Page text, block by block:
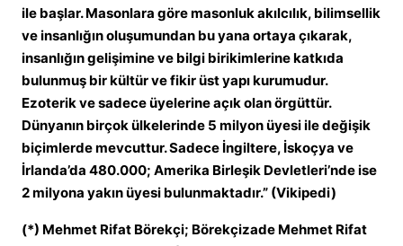
ile başlar. Masonlara göre masonluk akılcılık, bilimsellik
ve insanlığın oluşumundan bu yana ortaya çıkarak,
insanlığın gelişimine ve bilgi birikimlerine katkıda
bulunmuş bir kültür ve fikir üst yapı kurumudur.
Ezoterik ve sadece üyelerine açık olan örgüttür.
Dünyanın birçok ülkelerinde 5 milyon üyesi ile değişik
biçimlerde mevcuttur. Sadece İngiltere, İskoçya ve
İrlanda’da 480.000; Amerika Birleşik Devletleri’nde ise
2 milyona yakın üyesi bulunmaktadır.” (Vikipedi)
(*) Mehmet Rifat Börekçi; Börekçizade Mehmet Rifat